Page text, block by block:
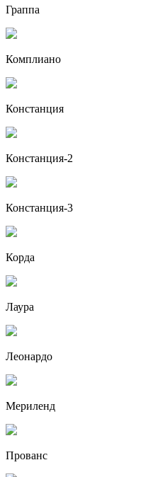
Граппа
Комплиано
Констанция
Констанция-2
Констанция-3
Корда
Лаура
Леонардо
Мериленд
Прованс